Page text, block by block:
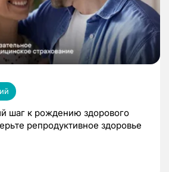
шаг к рождению здорового
репродуктивное здоровье